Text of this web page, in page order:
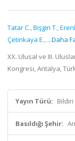
Tatar C.,Bişgin T.,
Çetinkaya E., ...Daha
XX. Ulusal ve III.
Kongresi, Antalya,
Yayın Türü:
Basıldığı Şehir: